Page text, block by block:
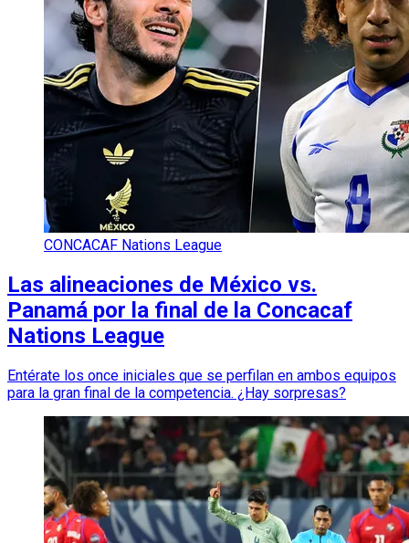
CONCACAF Nations League
Las alineaciones de México vs.
Panamá por la final de la Concacaf
Nations League
Entérate los once iniciales que se perfilan en ambos equipos
para la gran final de la competencia. ¿Hay sorpresas?